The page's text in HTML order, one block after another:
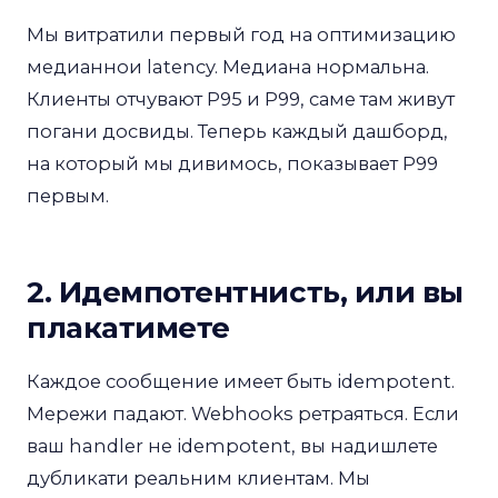
Мы витратили первый год на оптимизацию
медианнои latency. Медиана нормальна.
Клиенты отчувают P95 и P99, саме там живут
погани досвиды. Теперь каждый дашборд,
на который мы дивимось, показывает P99
первым.
2. Идемпотентнисть, или вы
плакатимете
Каждое сообщение имеет быть idempotent.
Мережи падают. Webhooks ретраяться. Если
ваш handler не idempotent, вы надишлете
дубликати реальним клиентам. Мы